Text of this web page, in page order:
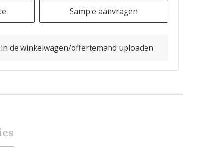
Sample aanvragen
de winkelwagen/offertemand uploaden